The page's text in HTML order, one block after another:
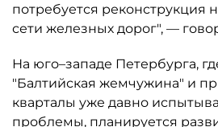
потребуется реконструкция
сети железных дорог", —
На юго–западе Петербурга,
"Балтийская жемчужина" и
кварталы уже давно
проблемы, планируется